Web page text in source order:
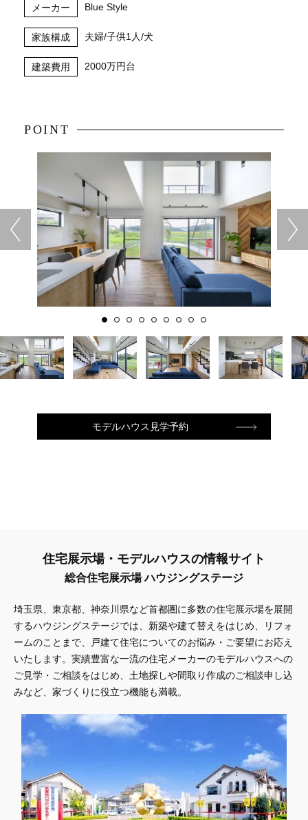
メーカー Blue Style
家族構成 夫婦/子供1人/犬
建築費用 2000万円台
POINT
モデルハウス見学予約
住宅展示場・モデルハウスの情報サイト
総合住宅展示場 ハウジングステージ
埼玉県、東京都、神奈川県など首都圏に多数の住宅展示場を展開
するハウジングステージでは、新築や建て替えをはじめ、リフォ
ームのことまで、戸建て住宅についてのお悩み・ご要望にお応え
いたします。実績豊富な一流の住宅メーカーのモデルハウスへの
ご見学・ご相談をはじめ、土地探しや間取り作成のご相談申し込
みなど、家づくりに役立つ機能も満載。